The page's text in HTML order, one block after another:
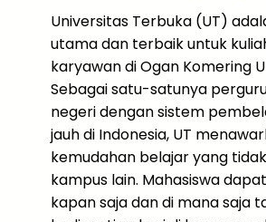
Universitas Terbuka (UT)
utama dan terbaik untuk
karyawan di Ogan Komering
Sebagai satu-satunya
negeri dengan sistem
jauh di Indonesia, UT
kemudahan belajar yang
kampus lain. Mahasiswa
kapan saja dan di mana saja